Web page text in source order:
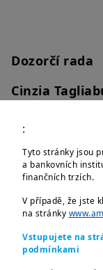
:
Tyto stránky jsou
a bankovních
finančních trzích.
V případě, že jste
na stránky
Vstupujete na
podmínkami
Dozorčí rada
Cinzia
Člen dozorčí
Člen dozorčí
Amundi